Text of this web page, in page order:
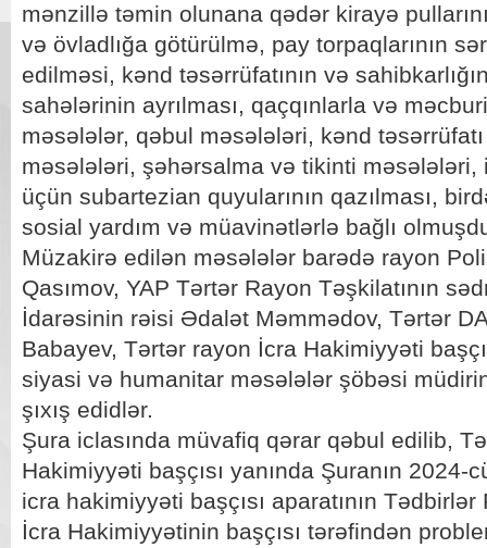
mənzillə təmin olunana qədər kirayə
və övladlığa götürülmə, pay torpaqlarının
edilməsi, kənd təsərrüfatının və
sahələrinin ayrılması, qaçqınlarla və
məsələlər, qəbul məsələləri, kənd
məsələləri, şəhərsalma və tikinti
üçün subartezian quyularının qazılması,
sosial yardım və müavinətlərlə bağlı
Müzakirə edilən məsələlər barədə rayon
Qasımov, YAP Tərtər Rayon Təşkilatının
İdarəsinin rəisi Ədalət Məmmədov, Tərtər
Babayev, Tərtər rayon İcra Hakimiyyəti
siyasi və humanitar məsələlər şöbəsi
şıxış edidlər.
Şura iclasında müvafiq qərar qəbul edilib,
Hakimiyyəti başçısı yanında Şuranın 2024-
icra hakimiyyəti başçısı aparatının
İcra Hakimiyyətinin başçısı tərəfindən